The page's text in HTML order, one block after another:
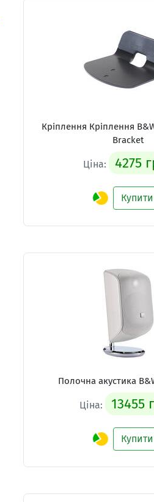
Кріплення Кріплення
Bracket
Ціна: 4275
Купити
Полочна акустика
Ціна: 13455
Купити